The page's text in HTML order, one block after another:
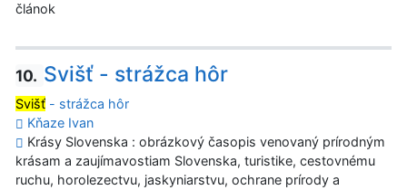
článok
10. Svišť - strážca hôr
Svišť - strážca hôr
Kňaze Ivan
Krásy Slovenska : obrázkový časopis venovaný prírodným
krásam a zaujímavostiam Slovenska, turistike, cestovnému
ruchu, horolezectvu, jaskyniarstvu, ochrane prírody a